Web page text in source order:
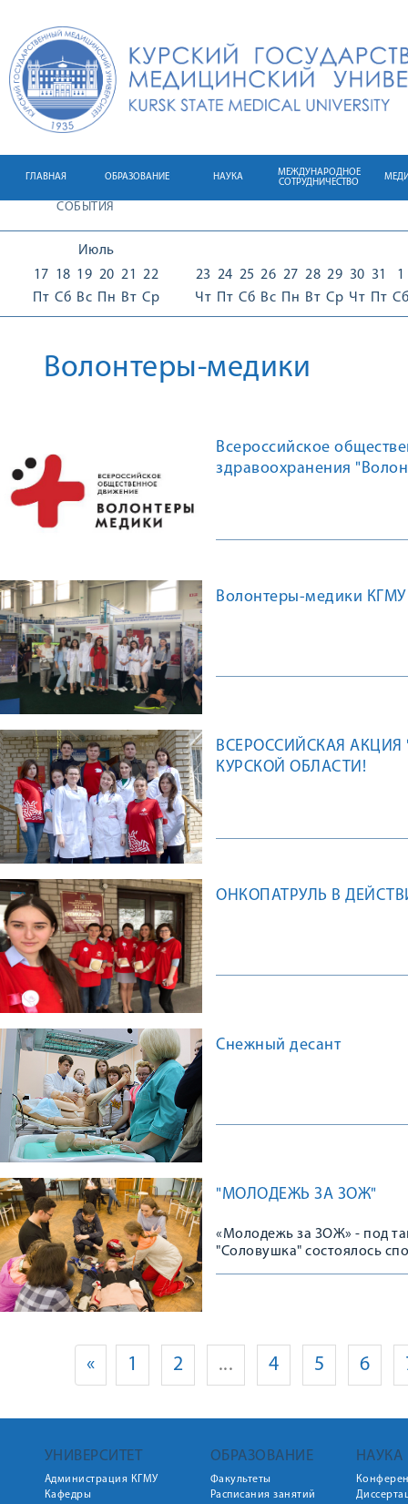
ГЛАВНАЯ ОБРАЗОВАНИЕ НАУКА
МЕЖДУНАРОДНОЕ
СОТРУДНИЧЕСТВО
СОБЫТИЯ
Июль
17
Пт
18
Сб
19
Вс
20
Пн
21
Вт
22
Ср
23
Чт
24
Пт
25
Сб
26
Вс
27
Пн
28
Вт
29
Ср
30
Чт
31
Пт
1
Сб
Волонтеры-медики
Всероссийское
здравоохранения
Волонтеры-медики
ВСЕРОССИЙСКАЯ
КУРСКОЙ ОБЛАСТИ!
ОНКОПАТРУЛЬ В
Снежный десант
"МОЛОДЕЖЬ ЗА ЗОЖ"
«Молодежь за ЗОЖ» - под
"Соловушка" состоялось
« 1 2 ... 4 5 6
УНИВЕРСИТЕТ
Администрация КГМУ
Кафедры
ОБРАЗОВАНИЕ
Факультеты
Расписания занятий
НАУКА